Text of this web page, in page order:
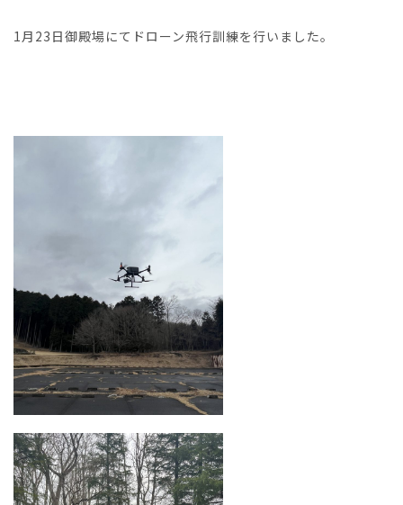
1月23日御殿場にてドローン飛行訓練を行いました。